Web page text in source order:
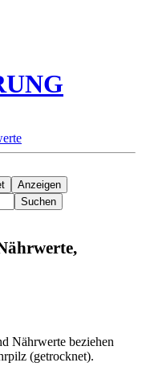
Nährwerte beziehen
(getrocknet).